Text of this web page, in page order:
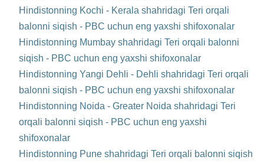
Hindistonning Kochi - Kerala shahridagi Teri orqali
balonni siqish - PBC uchun eng yaxshi shifoxonalar
Hindistonning Mumbay shahridagi Teri orqali balonni
siqish - PBC uchun eng yaxshi shifoxonalar
Hindistonning Yangi Dehli - Dehli shahridagi Teri orqali
balonni siqish - PBC uchun eng yaxshi shifoxonalar
Hindistonning Noida - Greater Noida shahridagi Teri
orqali balonni siqish - PBC uchun eng yaxshi
shifoxonalar
Hindistonning Pune shahridagi Teri orqali balonni siqish